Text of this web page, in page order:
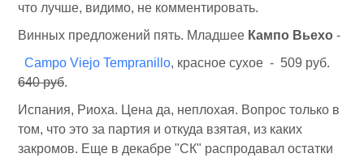
что лучше, видимо, не комментировать.
Винных предложений пять. Младшее Кампо Вьехо -
Campo Viejo Tempranillo, красное сухое - 509 руб.
640 руб.
Испания, Риоха. Цена да, неплохая. Вопрос только в
том, что это за партия и откуда взятая, из каких
закромов. Еще в декабре "СК" распродавал остатки